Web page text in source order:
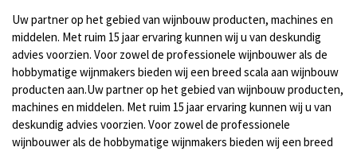
Uw partner op het gebied van wijnbouw producten, machines en
middelen. Met ruim 15 jaar ervaring kunnen wij u van deskundig
advies voorzien. Voor zowel de professionele wijnbouwer als de
hobbymatige wijnmakers bieden wij een breed scala aan wijnbouw
producten aan.Uw partner op het gebied van wijnbouw producten,
machines en middelen. Met ruim 15 jaar ervaring kunnen wij u van
deskundig advies voorzien. Voor zowel de professionele
wijnbouwer als de hobbymatige wijnmakers bieden wij een breed